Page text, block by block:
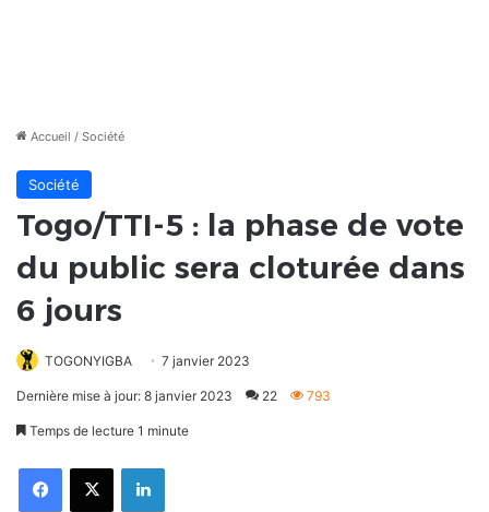
Accueil / Société
Société
Togo/TTI-5 : la phase de vote
du public sera cloturée dans
6 jours
TOGONYIGBA 7 janvier 2023
Dernière mise à jour: 8 janvier 2023 22 793
Temps de lecture 1 minute
FacebookX Linkedin